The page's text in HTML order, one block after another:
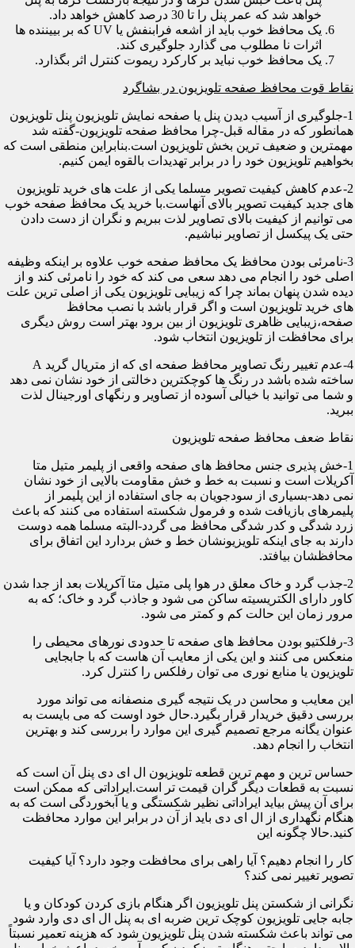
خواهد شد که عمر پنل را تا 30 درصد کاهش خواهد داد.
یک محافظ خوب باید از اشعه فرابنفش یا UV که بر بییننده ها
اثرات نا مطلوب می گذارد جلوگیری کند.
یک محافظ خوب نباید بر کارکرد ریموت کنترل اثر بگذارد.
نقاط قوت محافظ صفحه تلویزیون در بشاگرد
1-جلوگیری از آسیب دیدن پنل یا صفحه نمایش تلویزیون پنل تلویزیون
همانطور که در مقاله قبل-چرا محافظ صفحه تلویزیون-گفته شد
مهمترین و ضعیف ترین بخش تلویزیون است.بنابراین منطقی است که
بخواهیم تلویزیون خود را در برابر تهدیدات بالقوه ایمن کنیم.
2-عدم کاهش کیفیت تصویر مسلما یکی از علت های خرید تلویزیون
های جدید کیفیت تصویر بالای آنهاست.با خرید یک محافظ صفحه خوب
می توانیم از کیفیت بالای تصاویر لذت ببریم و نگران از دست دادن
حتی یک پیکسل از تصاویر نباشیم.
3-نامرئی بودن محافظ یک محافظ صفحه خوب علاوه بر اینکه وظیفه
اصلی خود را انجام می دهد سعی می کند که خود را نامرئی کند و از
دیده شدن پنهان بماند چرا که زیبایی تلویزیون یکی از اصلی ترین علت
های خرید تلویزیون است و اگر قرار باشد با نصب محافظ
صفحه،زیبایی ظاهری تلویزیون از بین برود بهتر است روش دیگری
برای محافظت از تلویزیون انتخاب شود.
4-عدم تغییر رنگ تصاویر محافظ صفحه ای که از متریال گرید A
ساخته شده باشد در رنگ ها کوچکترین دخالتی از خود نشان نمی دهد
و شما می توانید با خیالی آسوده از تصاویر و رنگهای اورجینال لذت
ببرید.
نقاط ضعف محافظ صفحه تلویزیون
1-خش پذیری جنس محافظ های صفحه واقعی از پلیمر متیل متا
آکریلات است و نسبت به خط و خش مقاومت بالایی از خود نشان
نمی دهد-بسیاری از سودجویان به جای استفاده از این پلیمر از
پلیمرهای بازیافت شده و فرمول شکسته استفاده می کنند که باعث
زرد شدگی و کدر شدگی محافظ می گردد-البته مسلما همه دوست
دارند به جای اینکه تلویزیونشان خط و خش بردارد این اتفاق برای
محافظشان بیافتد.
2-جذب گرد و خاک معلق در هوا پلی متیل متا آکریلات بعد از جدا شدن
کاور دارای الکتریسیته ساکن می شود و جاذب گرد و خاک؛ که به
مرور زمان این حالت کم و کمتر می شود.
3-رفلکتیو بودن محافظ های صفحه تا حدودی نورهای محیطی را
منعکس می کنند و این یکی از معایب آن هاست که با جابجایی
تلویزیون یا منابع نوری می توان رفلکس را کنترل کرد.
این معایب و محاسن در یک نتیجه گیری منصفانه می تواند مورد
بررسی دقیق خریدار قرار بگیرد.حال خود اوست که می بایست به
عنوان یگانه مرجع تصمیم گیری این موارد را بررسی کند و بهترین
انتخاب را انجام دهد.
حساس ترین و مهم ترین قطعه تلویزیون ال ای دی پنل آن است که
نسبت به قطعات دیگر گران قیمت تر است.ایراداتی که ممکن است
برای آن پیش بیاید ایراداتی نظیر شکستگی و یا آبخوردگی است که به
هنگام نگهداری از ال ای دی باید از آن در برابر این موارد محافظت
کنید.حالا چگونه این
کار را انجام دهیم؟ آیا راهی برای محافظت وجود دارد؟ آیا کیفیت
تصویر تغییر نمی کند؟
نگرانی از شکستن پنل تلویزیون اگر هنگام بازی کردن کودکان و یا
جابه جایی تلویزیون کوچک ترین ضربه ای به پنل ال ای دی وارد شود
می تواند باعث شکسته شدن پنل تلویزیون شود که هزینه تعمیر نسبتاً